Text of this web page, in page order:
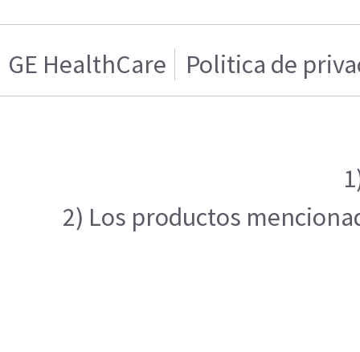
GE HealthCare Politica de
2) Los productos